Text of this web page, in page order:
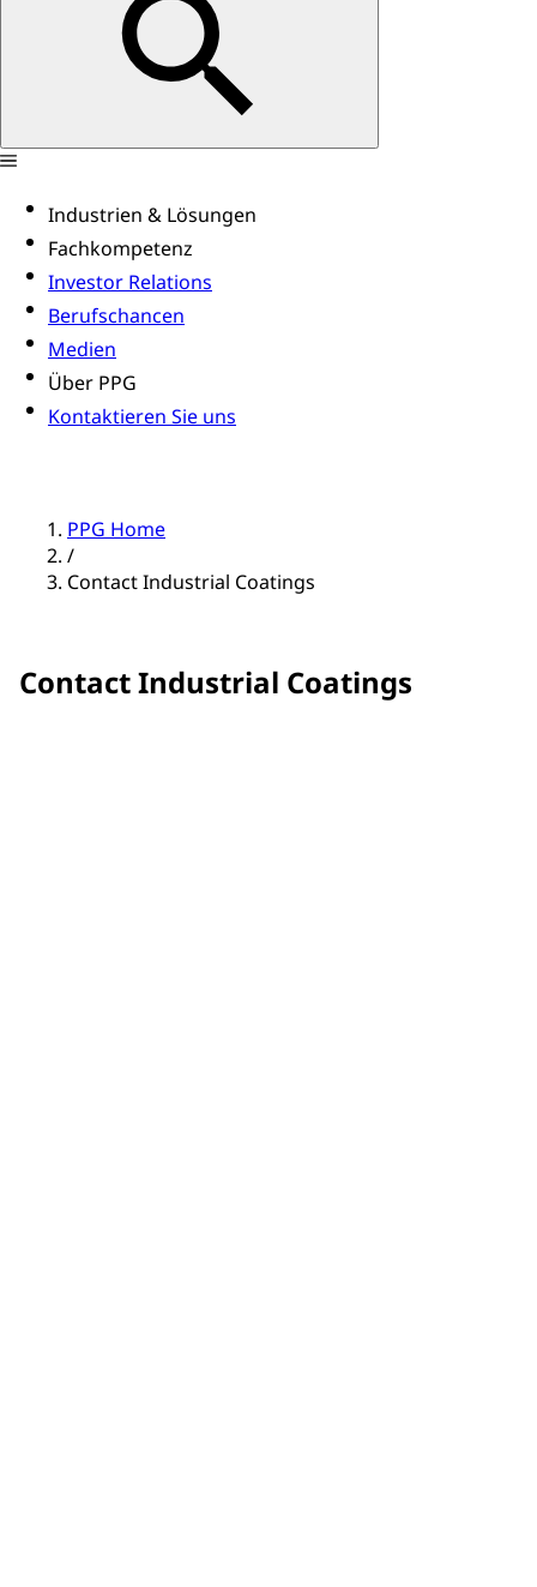
Industrien & Lösungen
Fachkompetenz
Investor Relations
Berufschancen
Medien
Über PPG
Kontaktieren Sie uns
PPG Home
/
Contact Industrial Coatings
Contact Industrial Coatings